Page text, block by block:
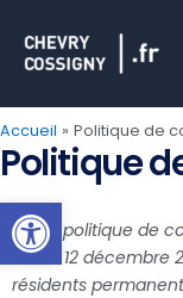
Ouvrir la barre d’outils
contenu
Accueil Politique de
Politique
Cette politique de
fois le 12 décembre
résidents